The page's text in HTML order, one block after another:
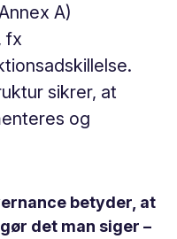
A)
fx
sikrer, at
og
betyder, at
det man siger –